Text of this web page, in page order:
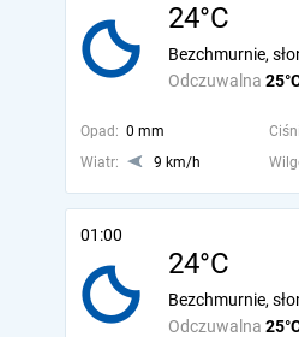
24°C
Odczuwalna
Bezchmurnie,
Opad: 0 mm
Wiatr:
9 km/h
01:00
24°C
Odczuwalna
Bezchmurnie,